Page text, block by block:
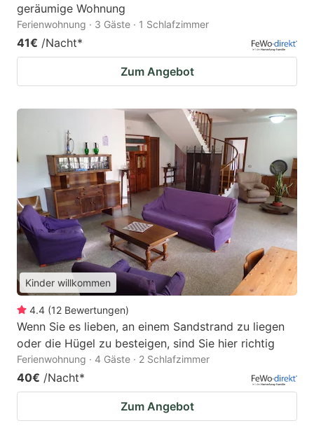
geräumige Wohnung
Ferienwohnung · 3 Gäste · 1 Schlafzimmer
41€ /Nacht*
Zum Angebot
Kinder willkommen
4.4 (12 Bewertungen)
Wenn Sie es lieben, an einem Sandstrand zu liegen
oder die Hügel zu besteigen, sind Sie hier richtig
Ferienwohnung · 4 Gäste · 2 Schlafzimmer
40€ /Nacht*
Zum Angebot